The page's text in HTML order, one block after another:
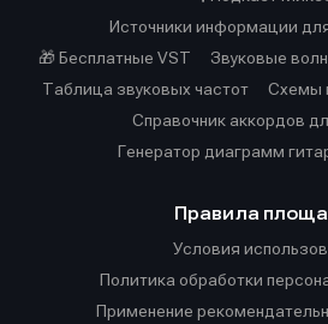
Источники информации
🎁 Бесплатные VST
Звуковые
Таблица звуковых частот
Cхемы
Справочник аккордов
Генератор диаграмм
Правила
Условия
Политика обработки
Применение